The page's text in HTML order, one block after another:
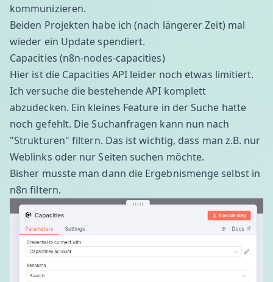
kommunizieren.
Beiden Projekten habe ich (nach längerer Zeit) mal
wieder ein Update spendiert.
Capacities (n8n-nodes-capacities)
Hier ist die Capacities API leider noch etwas limitiert.
Ich versuche die bestehende API komplett
abzudecken. Ein kleines Feature in der Suche hatte
noch gefehlt. Die Suchanfragen kann nun nach
"Strukturen" filtern. Das ist wichtig, dass man z.B. nur
Weblinks oder nur Seiten suchen möchte.
Bisher musste man dann die Ergebnismenge selbst in
n8n filtern.